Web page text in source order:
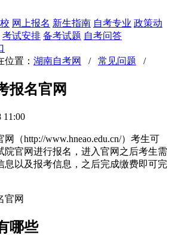
网上报名 新生指南 自考专业 政策动
考试安排 备考试题 自考问答
位置： 湖南自考网 / 常见问题 /
报名官网
11:00
网（http://www.hneao.edu.cn/）考生可
院官网进行报名，进入官网之后考生需
息以及报考信息，之后完成缴费即可完
哪些